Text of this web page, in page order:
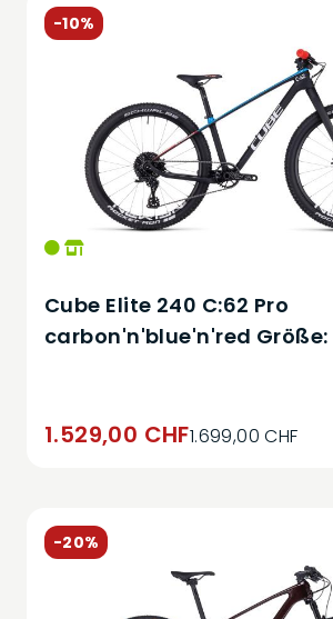
-10%
Cube Elite 240 C:62 Pro
carbon'n'blue'n'red Größe:
1.529,00 CHF1.699,00 CHF
-20%